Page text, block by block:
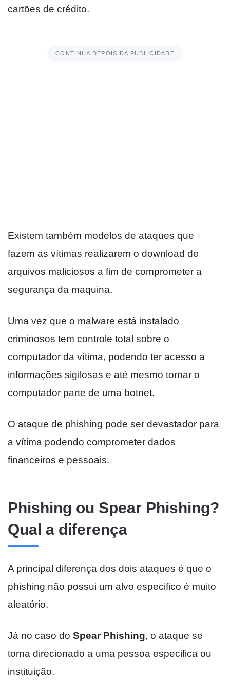
cartões de crédito.
CONTINUA DEPOIS DA PUBLICIDADE
Existem também modelos de ataques que
fazem as vítimas realizarem o download de
arquivos maliciosos a fim de comprometer a
segurança da maquina.
Uma vez que o malware está instalado
criminosos tem controle total sobre o
computador da vítima, podendo ter acesso a
informações sigilosas e até mesmo tornar o
computador parte de uma botnet.
O ataque de phishing pode ser devastador para
a vítima podendo comprometer dados
financeiros e pessoais.
Phishing ou Spear Phishing?
Qual a diferença
A principal diferença dos dois ataques é que o
phishing não possui um alvo especifico é muito
aleatório.
Já no caso do Spear Phishing, o ataque se
torna direcionado a uma pessoa especifica ou
instituição.